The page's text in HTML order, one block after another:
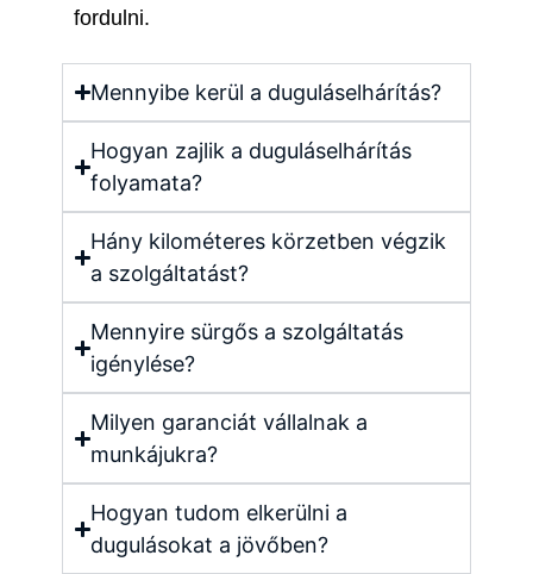
fordulni.
Mennyibe kerül a duguláselhárítás?
Hogyan zajlik a duguláselhárítás
folyamata?
Hány kilométeres körzetben végzik
a szolgáltatást?
Mennyire sürgős a szolgáltatás
igénylése?
Milyen garanciát vállalnak a
munkájukra?
Hogyan tudom elkerülni a
dugulásokat a jövőben?